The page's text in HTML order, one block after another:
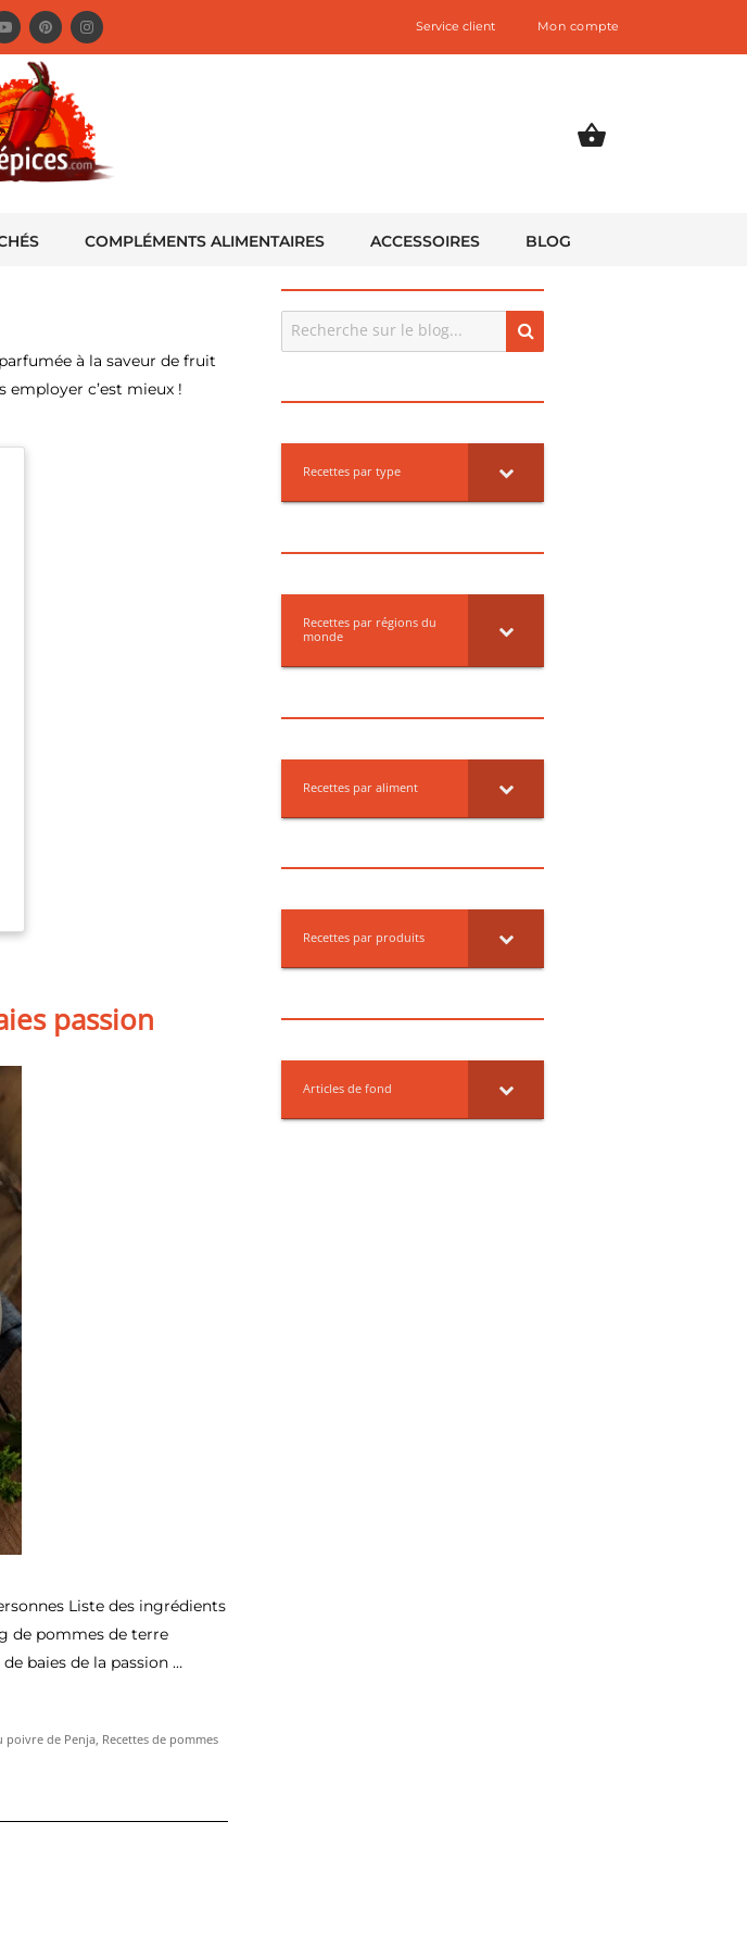
Service client Mon compte
COMPLÉMENTS ALIMENTAIRES ACCESSOIRES BLOG
à la saveur de fruit
employer c’est mieux !
passion
Liste des ingrédients
de pommes de terre
baies de la passion …
»
poivre de Penja, Recettes de pommes
pour
Recherche
Recettes par type
Recettes par régions du
monde
Recettes par aliment
Recettes par produits
Articles de fond